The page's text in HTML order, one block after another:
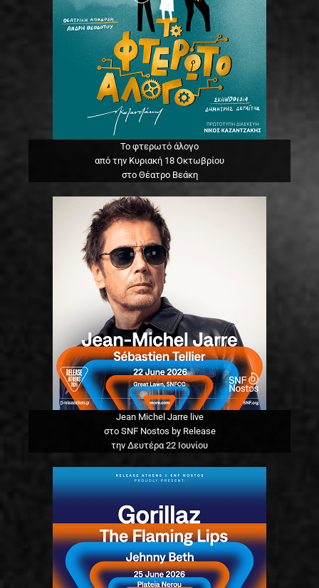
Το φτερωτό άλογο
από την Κυριακή 18 Οκτωβρίου
στο Θέατρο Βεάκη
Jean Michel Jarre live
στο SNF Nostos by Release
την Δευτέρα 22 Ιουνίου